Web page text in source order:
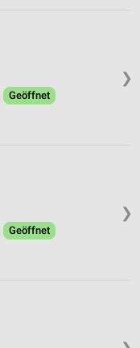
❯
Geöffnet
❯
Geöffnet